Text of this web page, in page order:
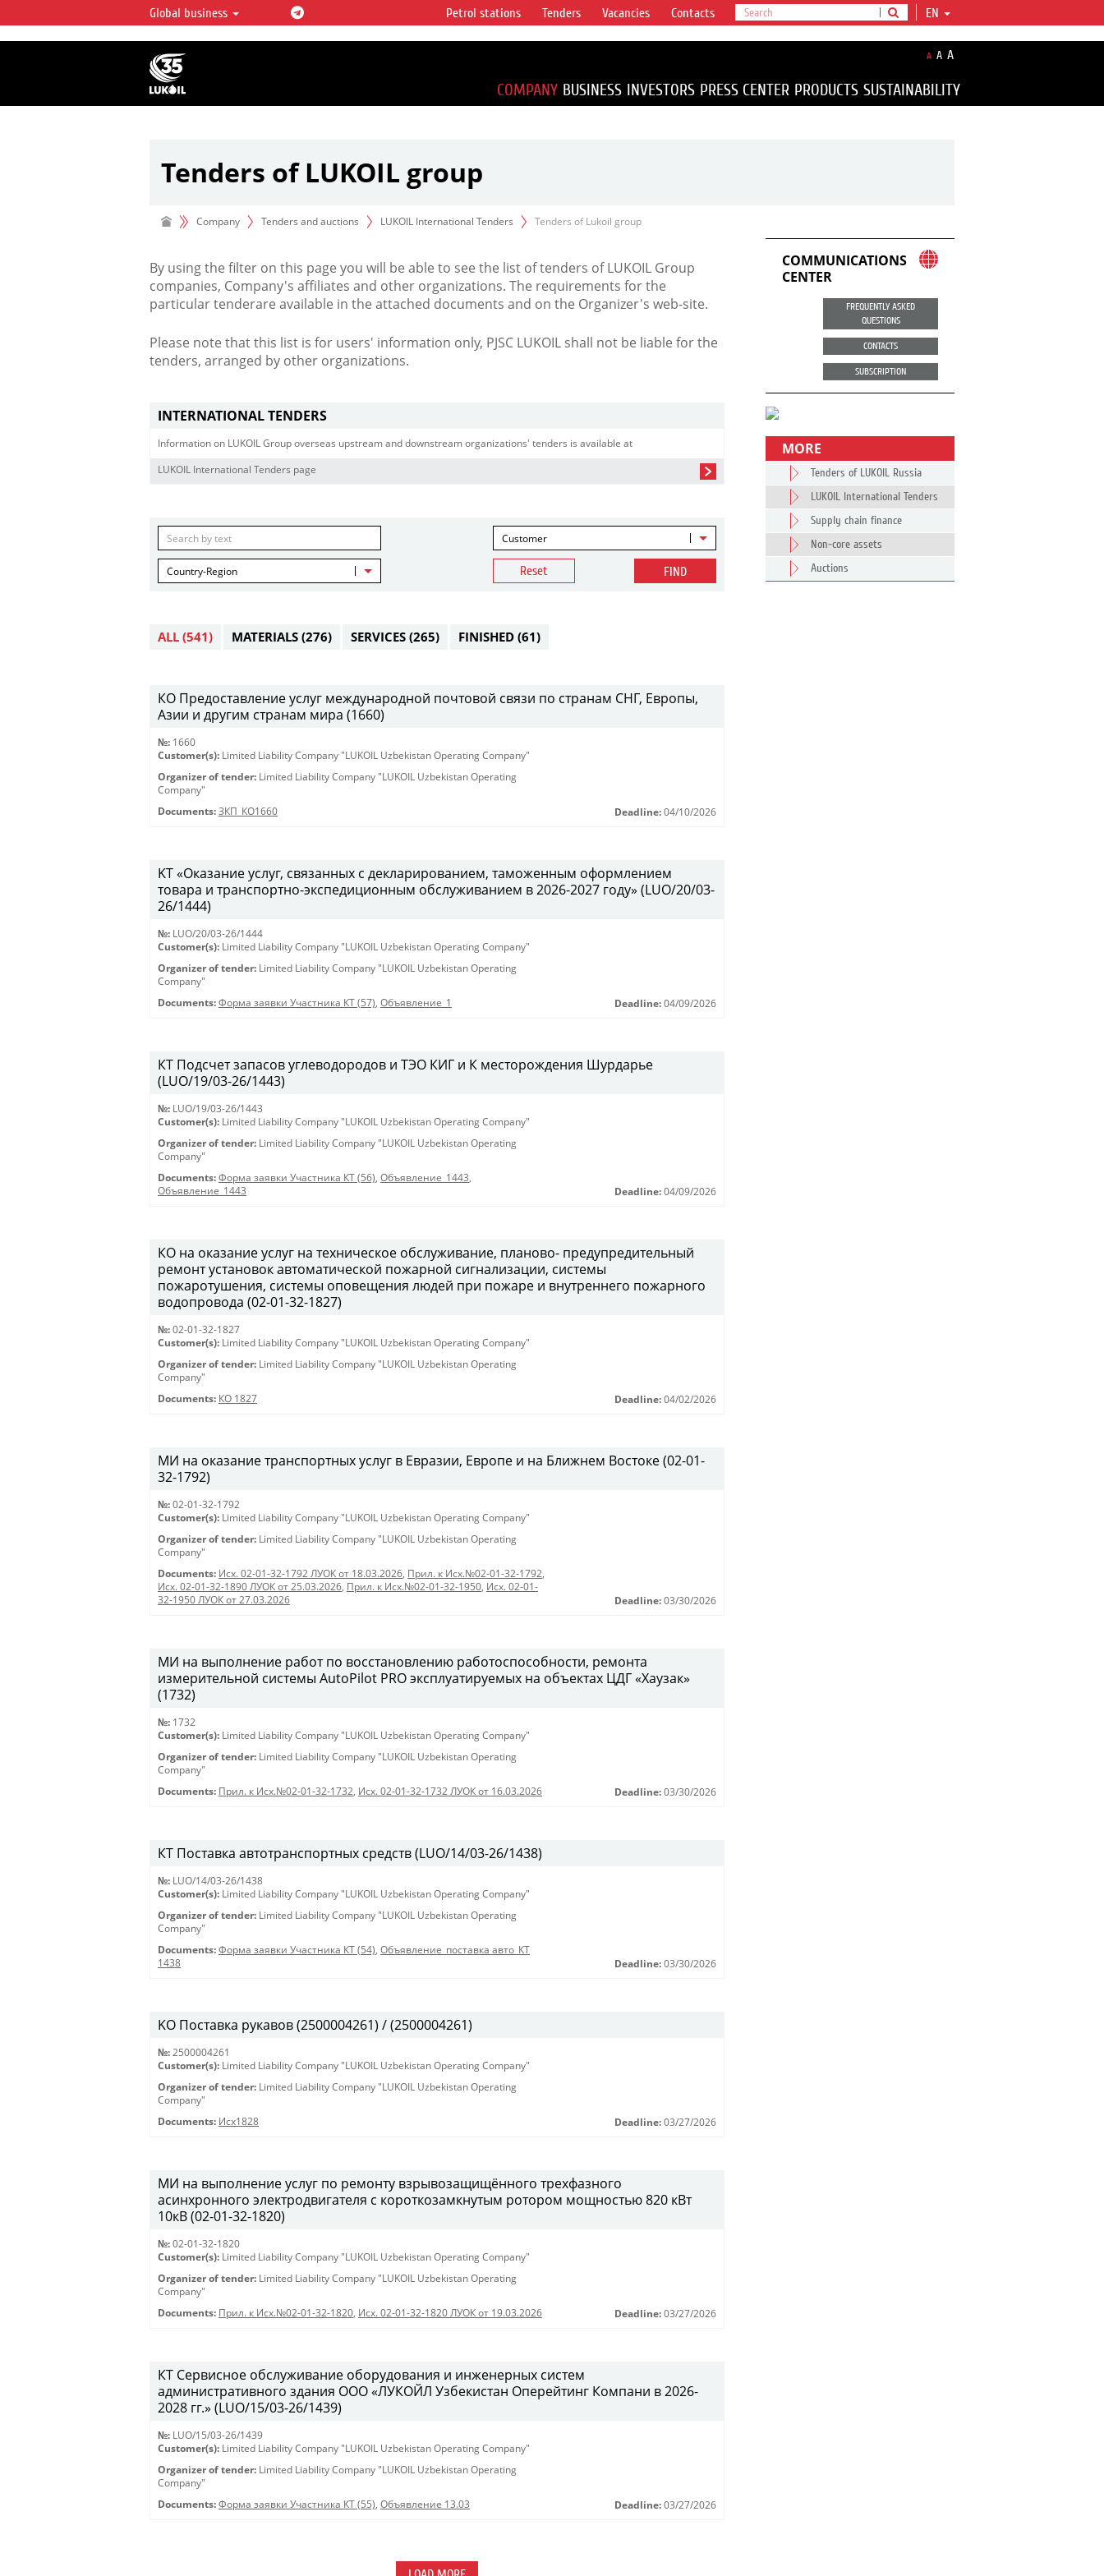
LUKOIL OVERVIEW
LUKOIL is one of the largest oil & gas vertical
integrated companies in the world accounting for
over 2% of crude production and circa 1% of proved
hydrocarbon reserves globally.
Global business EN
Petrol stations Tenders Vacancies Contacts
A A A
COMPANY BUSINESS INVESTORS PRESS CENTER PRODUCTS SUSTAINABILITY
Tenders of LUKOIL group
Company Tenders and auctions LUKOIL International Tenders Tenders of Lukoil group
By using the filter on this page you will be able to see the list of tenders of LUKOIL Group
companies, Company's affiliates and other organizations. The requirements for the
particular tenderare available in the attached documents and on the Organizer's web-site.
Please note that this list is for users' information only, PJSC LUKOIL shall not be liable for the
tenders, arranged by other organizations.
INTERNATIONAL TENDERS
Information on LUKOIL Group overseas upstream and downstream organizations' tenders is available at
LUKOIL International Tenders page
Customer
Country-Region Reset FIND
ALL (541) MATERIALS (276) SERVICES (265) FINISHED (61)
КО Предоставление услуг международной почтовой связи по странам СНГ, Европы,
Азии и другим странам мира (1660)
№: 1660
Customer(s): Limited Liability Company "LUKOIL Uzbekistan Operating Company"
Organizer of tender: Limited Liability Company "LUKOIL Uzbekistan Operating
Company"
Documents: ЗКП_КО1660 Deadline: 04/10/2026
KT «Оказание услуг, связанных с декларированием, таможенным оформлением
товара и транспортно-экспедиционным обслуживанием в 2026-2027 году» (LUO/20/03-
26/1444)
№: LUO/20/03-26/1444
Customer(s): Limited Liability Company "LUKOIL Uzbekistan Operating Company"
Organizer of tender: Limited Liability Company "LUKOIL Uzbekistan Operating
Company"
Documents: Форма заявки Участника КТ (57), Объявление_1 Deadline: 04/09/2026
КТ Подсчет запасов углеводородов и ТЭО КИГ и К месторождения Шурдарье
(LUO/19/03-26/1443)
№: LUO/19/03-26/1443
Customer(s): Limited Liability Company "LUKOIL Uzbekistan Operating Company"
Organizer of tender: Limited Liability Company "LUKOIL Uzbekistan Operating
Company"
Documents: Форма заявки Участника КТ (56), Объявление_1443,
Объявление_1443
Deadline: 04/09/2026
КО на оказание услуг на техническое обслуживание, планово- предупредительный
ремонт установок автоматической пожарной сигнализации, системы
пожаротушения, системы оповещения людей при пожаре и внутреннего пожарного
водопровода (02-01-32-1827)
№: 02-01-32-1827
Customer(s): Limited Liability Company "LUKOIL Uzbekistan Operating Company"
Organizer of tender: Limited Liability Company "LUKOIL Uzbekistan Operating
Company"
Documents: КО 1827 Deadline: 04/02/2026
МИ на оказание транспортных услуг в Евразии, Европе и на Ближнем Востоке (02-01-
32-1792)
№: 02-01-32-1792
Customer(s): Limited Liability Company "LUKOIL Uzbekistan Operating Company"
Organizer of tender: Limited Liability Company "LUKOIL Uzbekistan Operating
Company"
Documents: Исх. 02-01-32-1792 ЛУОК от 18.03.2026, Прил. к Исх.№02-01-32-1792,
Исх. 02-01-32-1890 ЛУОК от 25.03.2026, Прил. к Исх.№02-01-32-1950, Исх. 02-01-
32-1950 ЛУОК от 27.03.2026
Deadline: 03/30/2026
МИ на выполнение работ по восстановлению работоспособности, ремонта
измерительной системы AutoPilot PRO эксплуатируемых на объектах ЦДГ «Хаузак»
(1732)
№: 1732
Customer(s): Limited Liability Company "LUKOIL Uzbekistan Operating Company"
Organizer of tender: Limited Liability Company "LUKOIL Uzbekistan Operating
Company"
Documents: Прил. к Исх.№02-01-32-1732, Исх. 02-01-32-1732 ЛУОК от 16.03.2026 Deadline: 03/30/2026
КТ Поставка автотранспортных средств (LUO/14/03-26/1438)
№: LUO/14/03-26/1438
Customer(s): Limited Liability Company "LUKOIL Uzbekistan Operating Company"
Organizer of tender: Limited Liability Company "LUKOIL Uzbekistan Operating
Company"
Documents: Форма заявки Участника КТ (54), Объявление_поставка авто_КТ
1438
Deadline: 03/30/2026
KO Поставка рукавов (2500004261) / (2500004261)
№: 2500004261
Customer(s): Limited Liability Company "LUKOIL Uzbekistan Operating Company"
Organizer of tender: Limited Liability Company "LUKOIL Uzbekistan Operating
Company"
Documents: Исх1828 Deadline: 03/27/2026
МИ на выполнение услуг по ремонту взрывозащищённого трехфазного
асинхронного электродвигателя с короткозамкнутым ротором мощностью 820 кВт
10кВ (02-01-32-1820)
№: 02-01-32-1820
Customer(s): Limited Liability Company "LUKOIL Uzbekistan Operating Company"
Organizer of tender: Limited Liability Company "LUKOIL Uzbekistan Operating
Company"
Documents: Прил. к Исх.№02-01-32-1820, Исх. 02-01-32-1820 ЛУОК от 19.03.2026 Deadline: 03/27/2026
КТ Сервисное обслуживание оборудования и инженерных систем
административного здания ООО «ЛУКОЙЛ Узбекистан Оперейтинг Компани в 2026-
2028 гг.» (LUO/15/03-26/1439)
№: LUO/15/03-26/1439
Customer(s): Limited Liability Company "LUKOIL Uzbekistan Operating Company"
Organizer of tender: Limited Liability Company "LUKOIL Uzbekistan Operating
Company"
Documents: Форма заявки Участника КТ (55), Объявление 13.03 Deadline: 03/27/2026
COMMUNICATIONS
CENTER
FREQUENTLY ASKED
QUESTIONS
CONTACTS
SUBSCRIPTION
MORE
Tenders of LUKOIL Russia
LUKOIL International Tenders
Supply chain finance
Non-core assets
Auctions